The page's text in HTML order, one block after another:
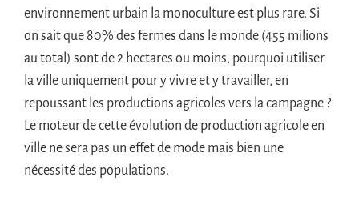
environnement urbain la monoculture est plus rare. Si
on sait que 80% des fermes dans le monde (455 milions
au total) sont de 2 hectares ou moins, pourquoi utiliser
la ville uniquement pour y vivre et y travailler, en
repoussant les productions agricoles vers la campagne ?
Le moteur de cette évolution de production agricole en
ville ne sera pas un effet de mode mais bien une
nécessité des populations.